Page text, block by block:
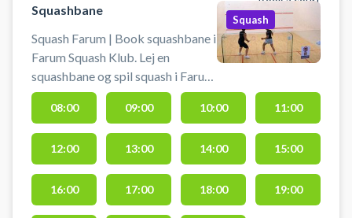
Squashbane
Squash Farum | Book squashbane i
Farum Squash Klub. Lej en
squashbane og spil squash i Farum
på en af banerne ved byen
squashklub.
Squash
08:00 09:00 10:00 11:00
12:00 13:00 14:00 15:00
16:00 17:00 18:00 19:00